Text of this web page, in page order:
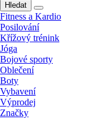
Hledat
Fitness a Kardio
Posilování
Křížový trénink
Jóga
Bojové sporty
Oblečení
Boty
Vybavení
Výprodej
Značky